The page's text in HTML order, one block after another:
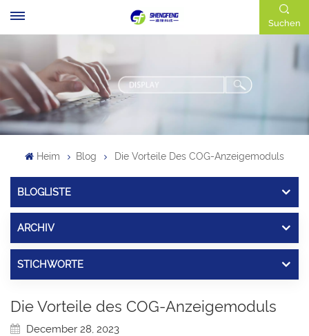
Suchen
Heim Blog Die Vorteile Des COG-Anzeigemoduls
BLOGLISTE
ARCHIV
STICHWORTE
Die Vorteile des COG-Anzeigemoduls
December 28, 2023